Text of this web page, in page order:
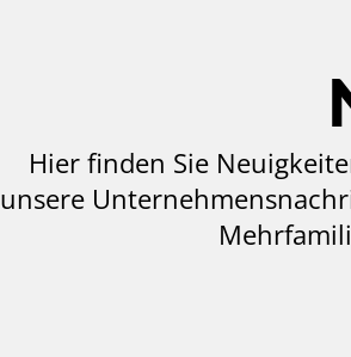
Hier finden Sie
unsere